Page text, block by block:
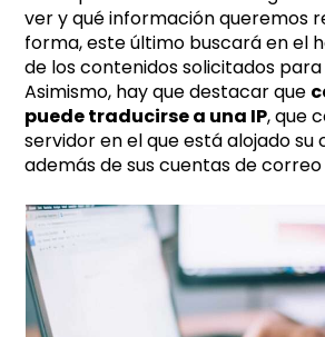
ver y qué información queremos
forma, este último buscará en el
de los contenidos solicitados
Asimismo, hay que destacar que
puede traducirse a una IP, que
servidor en el que está alojado su
además de sus cuentas de